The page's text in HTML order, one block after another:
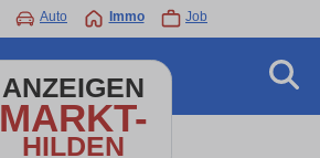
Auto Immo Job
ANZEIGEN
MARKT-
HILDEN